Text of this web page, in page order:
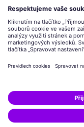
Informace o společnosti
Oznámení o souborech
Digitální identifikační
Siemens AG.
© Siemens Energy,